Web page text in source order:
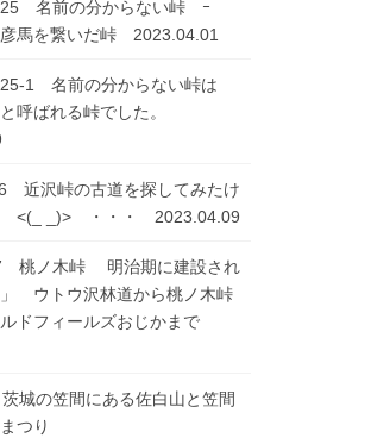
名前の分からない峠 ｰ
馬を繋いだ峠 2023.04.01
1 名前の分からない峠は
と呼ばれる峠でした。
近沢峠の古道を探してみたけ
<(_ _)> ・・・ 2023.04.09
桃ノ木峠 明治期に建設され
ウトウ沢林道から桃ノ木峠
ドフィールズおじかまで
城の笠間にある佐白山と笠間
つり